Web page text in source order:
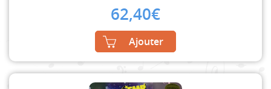
62,40€
Ajouter